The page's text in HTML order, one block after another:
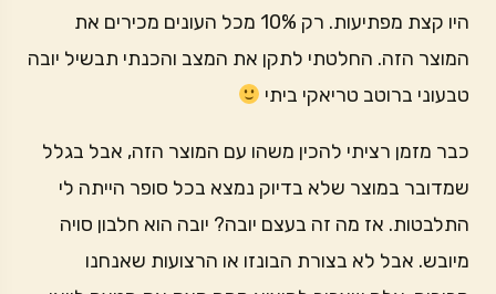
היו קצת מפתיעות. רק 10% מכל העונים מכירים את
המוצר הזה. החלטתי לתקן את המצב והכנתי תבשיל יובה
טבעוני ברוטב טריאקי ביתי
כבר מזמן רציתי להכין משהו עם המוצר הזה, אבל בגלל
שמדובר במוצר שלא בדיוק נמצא בכל סופר הייתה לי
התלבטות. אז מה זה בעצם יובה? יובה הוא חלבון סויה
מיובש. אבל לא בצורת הבונזו או הרצועות שאנחנו